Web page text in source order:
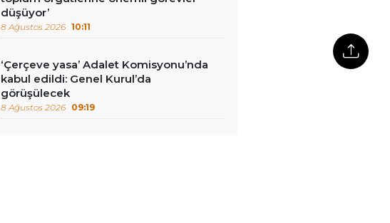
düşüyor’
8 Ağustos 2026 10:11
‘Çerçeve yasa’ Adalet Komisyonu’nda
kabul edildi: Genel Kurul’da
görüşülecek
8 Ağustos 2026 09:19